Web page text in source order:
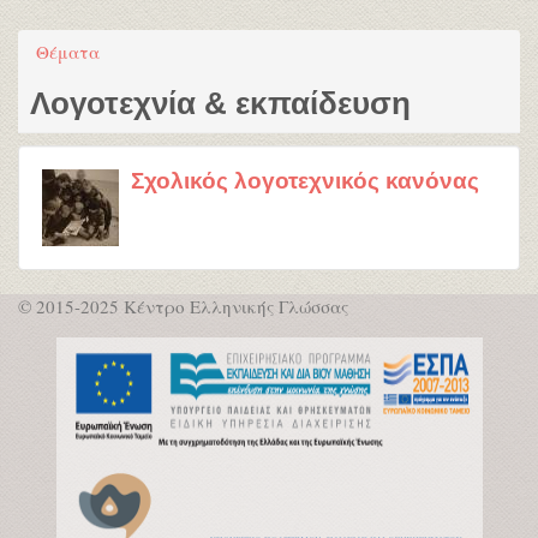
Θέματα
Λογοτεχνία & εκπαίδευση
Σχολικός λογοτεχνικός κανόνας
© 2015-2025 Κέντρο Ελληνικής Γλώσσας